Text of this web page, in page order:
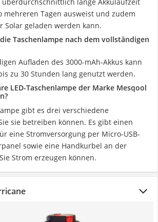
mehreren Tagen ausweist und zudem
Solar geladen werden kann.
Taschenlampe nach dem vollständigen
Aufladen des 3000-mAh-Akkus kann
zu 30 Stunden lang genutzt werden.
LED-Taschenlampe der Marke Mesqool
gibt es drei verschiedene
sie betreiben können. Es gibt einen
eine Stromversorgung per Micro-USB-
sowie eine Handkurbel an der
Strom erzeugen können.